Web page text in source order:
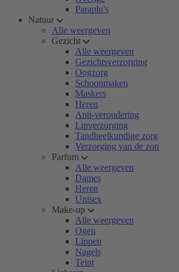
Paraplu's
Natuur
Alle weergeven
Gezicht
Alle weergeven
Gezichtsverzorging
Oogzorg
Schoonmaken
Maskers
Heren
Anti-veroudering
Lipverzorging
Tandheelkundige zorg
Verzorging van de zon
Parfum
Alle weergeven
Dames
Heren
Unisex
Make-up
Alle weergeven
Ogen
Lippen
Nagels
Teint